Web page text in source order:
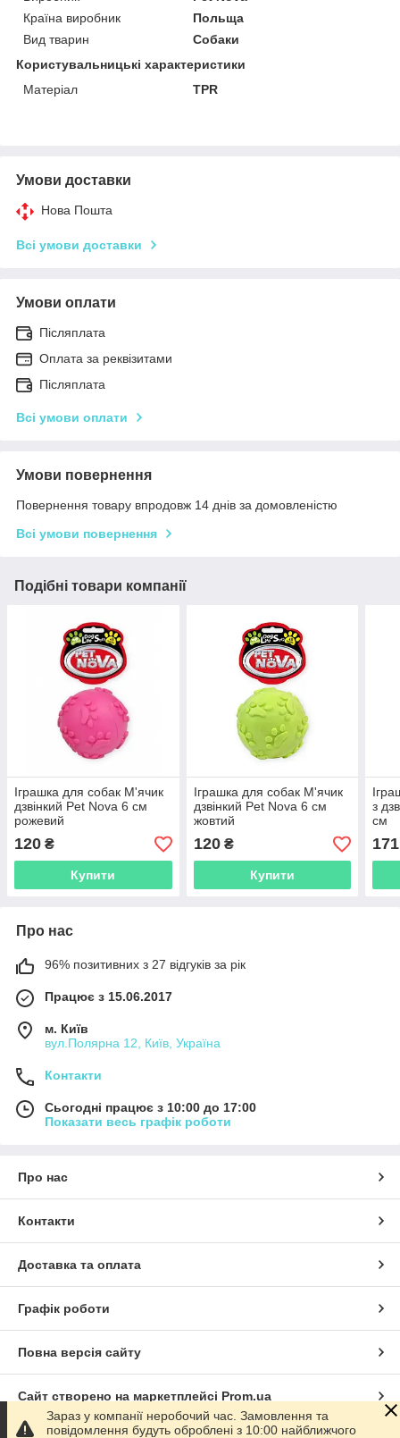
Країна виробник
Польща
Вид тварин
Собаки
Користувальницькі характеристики
Матеріал
TPR
Умови доставки
Нова Пошта
Всі умови доставки
Умови оплати
Післяплата
Оплата за реквізитами
Післяплата
Всі умови оплати
Умови повернення
Повернення товару впродовж 14 днів за домовленістю
Всі умови повернення
Подібні товари компанії
Іграшка для собак М'ячик
дзвінкий Pet Nova 6 см
рожевий
120 ₴
Купити
Іграшка для собак М'ячик
дзвінкий Pet Nova 6 см
жовтий
120₴
Купити
з
см
171
Про нас
96% позитивних з 27 відгуків за рік
Працює з 15.06.2017
м. Київ
вул.Полярна 12, Київ, Україна
Контакти
Сьогодні працює з 10:00 до 17:00
Показати весь графік роботи
Про нас
Контакти
Доставка та оплата
Графік роботи
Повна версія сайту
Сайт створено на маркетплейсі Prom.ua
Зараз у компанії неробочий час. Замовлення та
повідомлення будуть оброблені з 10:00 найближчого